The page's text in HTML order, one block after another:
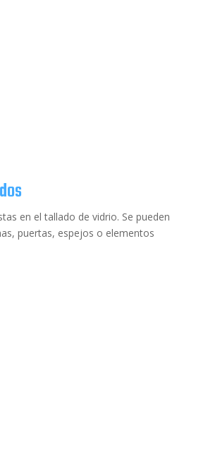
en el tallado de vidrio. Se pueden
puertas, espejos o elementos